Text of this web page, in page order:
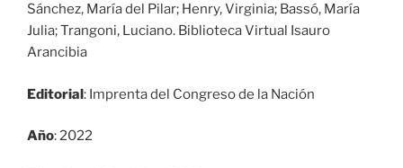
Sánchez, María del Pilar; Henry, Virginia; Bassó, María
Julia; Trangoni, Luciano. Biblioteca Virtual Isauro
Arancibia
Editorial: Imprenta del Congreso de la Nación
Año: 2022